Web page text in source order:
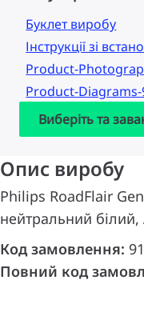
Буклет виробу
Інструкції зі
Product-
Product-Diagrams-
Виберіть та
Опис виробу
Philips RoadFlair
нейтральний
Код замовлення:
Повний код